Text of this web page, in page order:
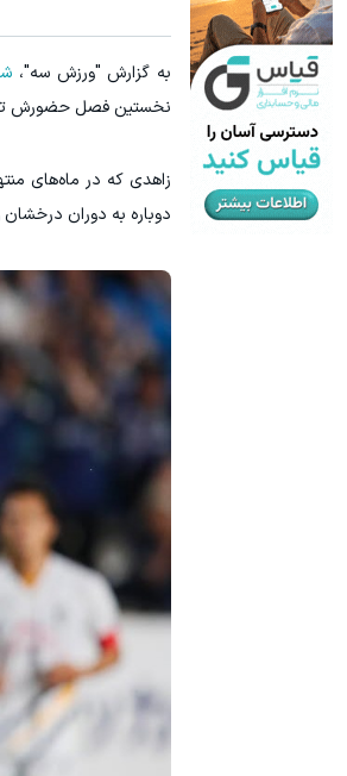
به گزارش "ورزش سه"،
نخستین فصل حضورش توانست 11 گل به ثمر رساند و بهترین گلزن باشگاهش شود، اکنون تصمیم به قطع
زاهدی که در ماه‌های
دوباره به دوران
یخچال ویترینی 9 فوت ایستکول (جدید)
کلیک کن!